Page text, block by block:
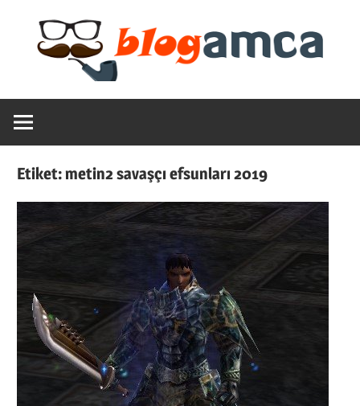
content
Blogamca
2025
Haber,
Blogların
Amcası
Etiket:metin2 savaşçı efsunları 2019